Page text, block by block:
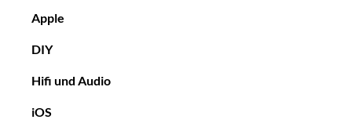
Apple
DIY
Hifi und Audio
iOS